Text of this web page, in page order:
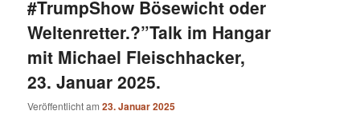
#TrumpShow Bösewicht oder
Weltenretter.?”Talk im Hangar
mit Michael Fleischhacker,
23. Januar 2025.
Veröffentlicht am23. Januar 2025